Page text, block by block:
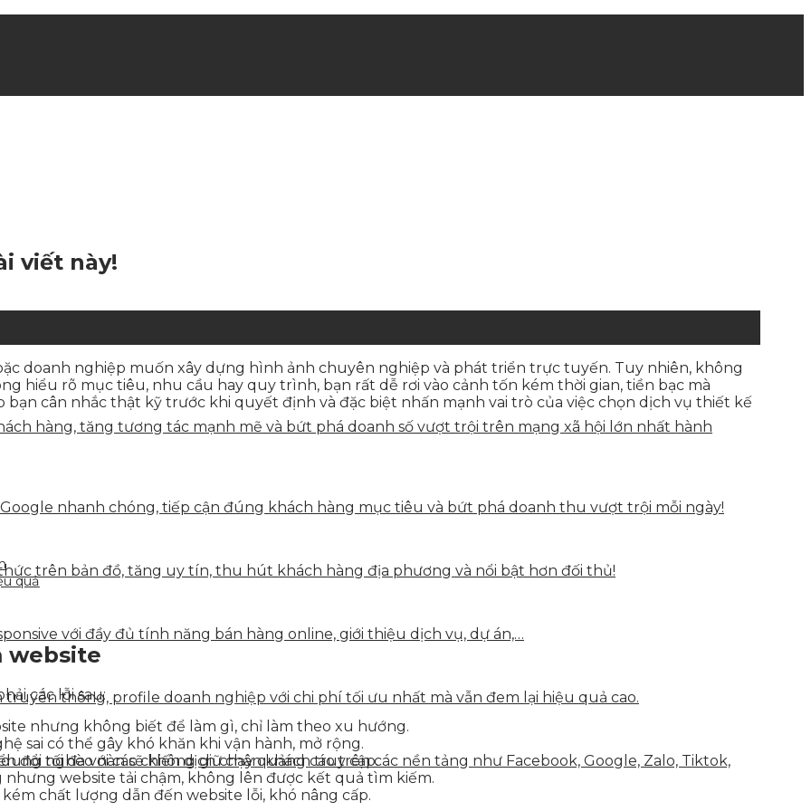
hàng, tăng tương tác mạnh mẽ và bứt phá doanh số vượt trội trên mạng xã hội lớn nhất hành
nhanh chóng, tiếp cận đúng khách hàng mục tiêu và bứt phá doanh thu vượt trội mỗi ngày!
trên bản đồ, tăng uy tín, thu hút khách hàng địa phương và nổi bật hơn đối thủ!
với đầy đủ tính năng bán hàng online, giới thiệu dịch vụ, dự án,…
thông, profile doanh nghiệp với chi phí tối ưu nhất mà vẫn đem lại hiệu quả cao.
đổi tối đa với các chiến dịch chạy quảng cáo trên các nền tảng như Facebook, Google, Zalo, Tiktok,
viết này!
doanh nghiệp muốn xây dựng hình ảnh chuyên nghiệp và phát triển trực tuyến. Tuy nhiên, không
hiểu rõ mục tiêu, nhu cầu hay quy trình, bạn rất dễ rơi vào cảnh tốn kém thời gian, tiền bạc mà
bạn cân nhắc thật kỹ trước khi quyết định và đặc biệt nhấn mạnh vai trò của việc chọn dịch vụ thiết kế
quả
website
các lỗi sau:
nhưng không biết để làm gì, chỉ làm theo xu hướng.
sai có thể gây khó khăn khi vận hành, mở rộng.
nghèo nàn sẽ không giữ chân khách truy cập.
website tải chậm, không lên được kết quả tìm kiếm.
chất lượng dẫn đến website lỗi, khó nâng cấp.